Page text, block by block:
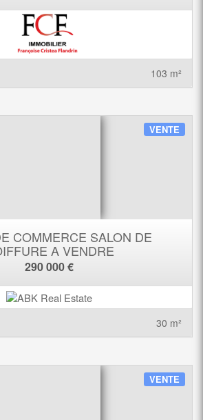
103 m²
VENTE
COMMERCE SALON DE
A VENDRE
290 000 €
30 m²
VENTE